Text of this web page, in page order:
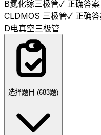
B氮化镓三极管✓ 正确答案
CLDMOS 三极管✓ 正确
D电真空三极管
选择题目 (683题)